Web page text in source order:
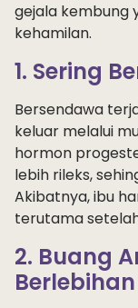
gejala kembung
kehamilan.
1. Sering
Bersendawa
keluar melalui
hormon
lebih rileks,
Akibatnya, ibu
terutama
2. Buang
Berlebihan